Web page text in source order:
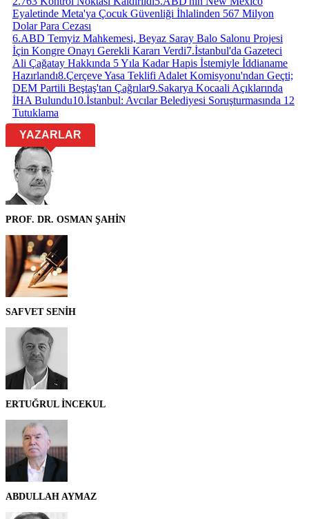
Eyaletinde Meta'ya Çocuk Güvenliği İhlalinden 567 Milyon
Dolar Para Cezası
6.ABD Temyiz Mahkemesi, Beyaz Saray Balo Salonu Projesi
İçin Kongre Onayı Gerekli Kararı Verdi7.İstanbul'da Gazeteci
Ali Çağatay Hakkında 5 Yıla Kadar Hapis İstemiyle İddianame
Hazırlandı8.Çerçeve Yasa Teklifi Adalet Komisyonu'ndan Geçti;
DEM Partili Beştaş'tan Çağrılar9.Sakarya Kocaali Açıklarında
İHA Bulundu10.İstanbul: Avcılar Belediyesi Soruşturmasında 12
Tutuklama
YAZARLAR
PROF. DR. OSMAN ŞAHİN
SAFVET SENİH
ERTUĞRUL İNCEKUL
ABDULLAH AYMAZ